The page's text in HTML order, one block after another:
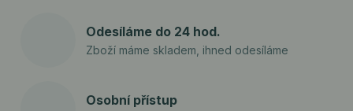
Odesíláme do 24 hod.
Zboží máme skladem, ihned odesíláme
Osobní přístup